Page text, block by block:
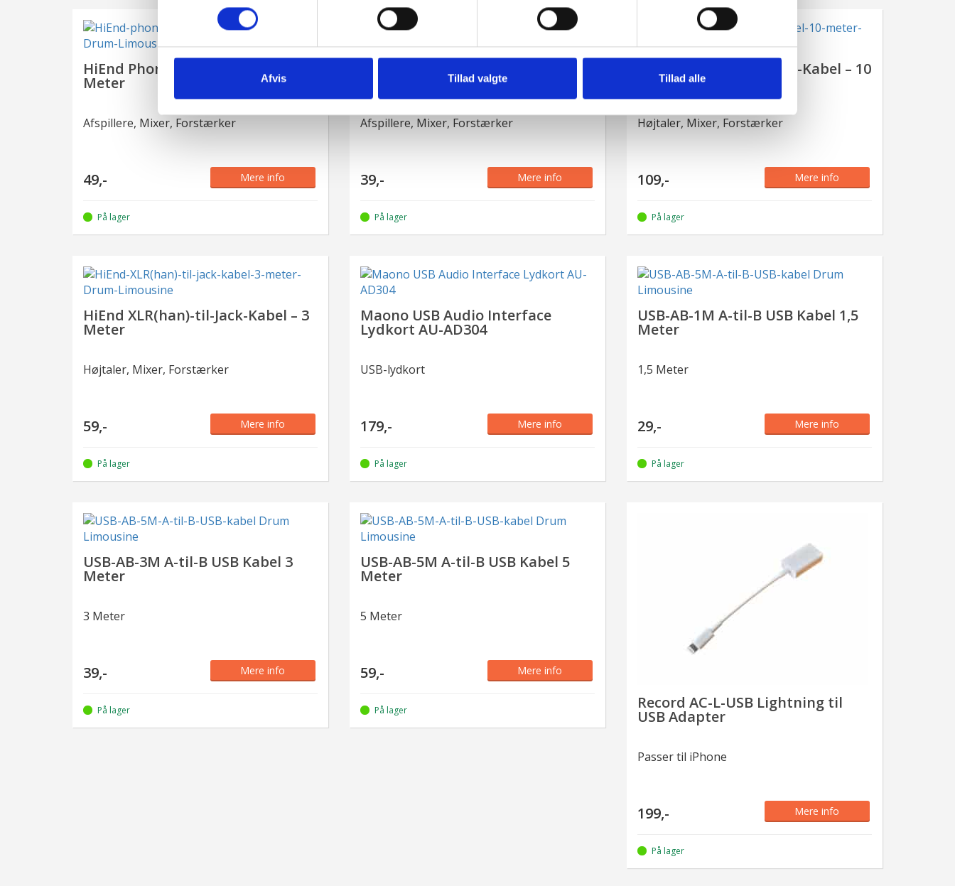
Afvis Tillad valgte Tillad alle
HiEnd Phono-til-Phono-Kabel – 6
Meter
Afspillere, Mixer, Forstærker
49,- Mere info
På lager
Afspillere, Mixer, Forstærker
39,- Mere info
På lager
HiEnd XLR(han)-til-Jack-Kabel – 10
Meter
Højtaler, Mixer, Forstærker
109,- Mere info
På lager
HiEnd XLR(han)-til-Jack-Kabel – 3
Meter
Højtaler, Mixer, Forstærker
59,- Mere info
På lager
Maono USB Audio Interface
Lydkort AU-AD304
USB-lydkort
179,- Mere info
På lager
USB-AB-1M A-til-B USB Kabel 1,5
Meter
1,5 Meter
29,- Mere info
På lager
USB-AB-3M A-til-B USB Kabel 3
Meter
3 Meter
39,- Mere info
På lager
USB-AB-5M A-til-B USB Kabel 5
Meter
5 Meter
59,- Mere info
På lager Record AC-L-USB Lightning til
USB Adapter
Passer til iPhone
199,- Mere info
På lager